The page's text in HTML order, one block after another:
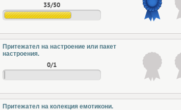
35/50
Притежател на настроение или пакет
настроения.
0/1
Притежател на колекция емотикони.